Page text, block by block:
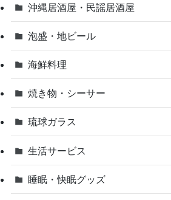
沖縄居酒屋・民謡居酒屋
泡盛・地ビール
海鮮料理
焼き物・シーサー
琉球ガラス
生活サービス
睡眠・快眠グッズ